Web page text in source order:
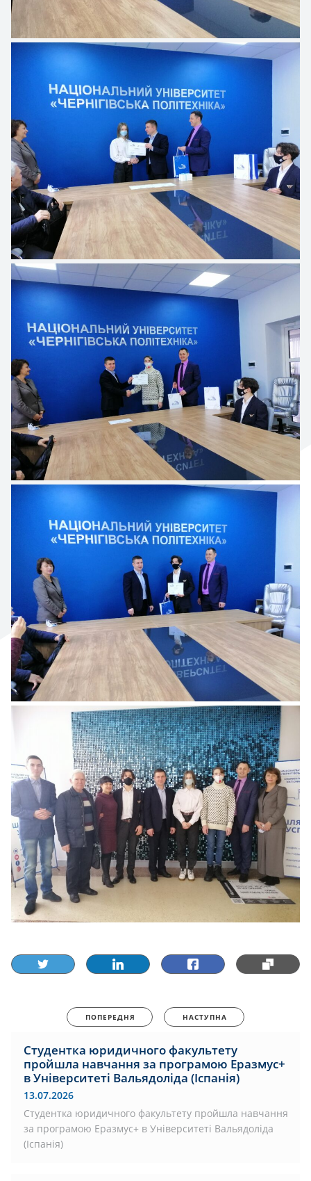
ПОПЕРЕДНЯ НАСТУПНА
Студентка юридичного факультету
пройшла навчання за програмою Еразмус+
в Університеті Вальядоліда (Іспанія)
13.07.2026
Студентка юридичного факультету пройшла навчання
за програмою Еразмус+ в Університеті Вальядоліда
(Іспанія)